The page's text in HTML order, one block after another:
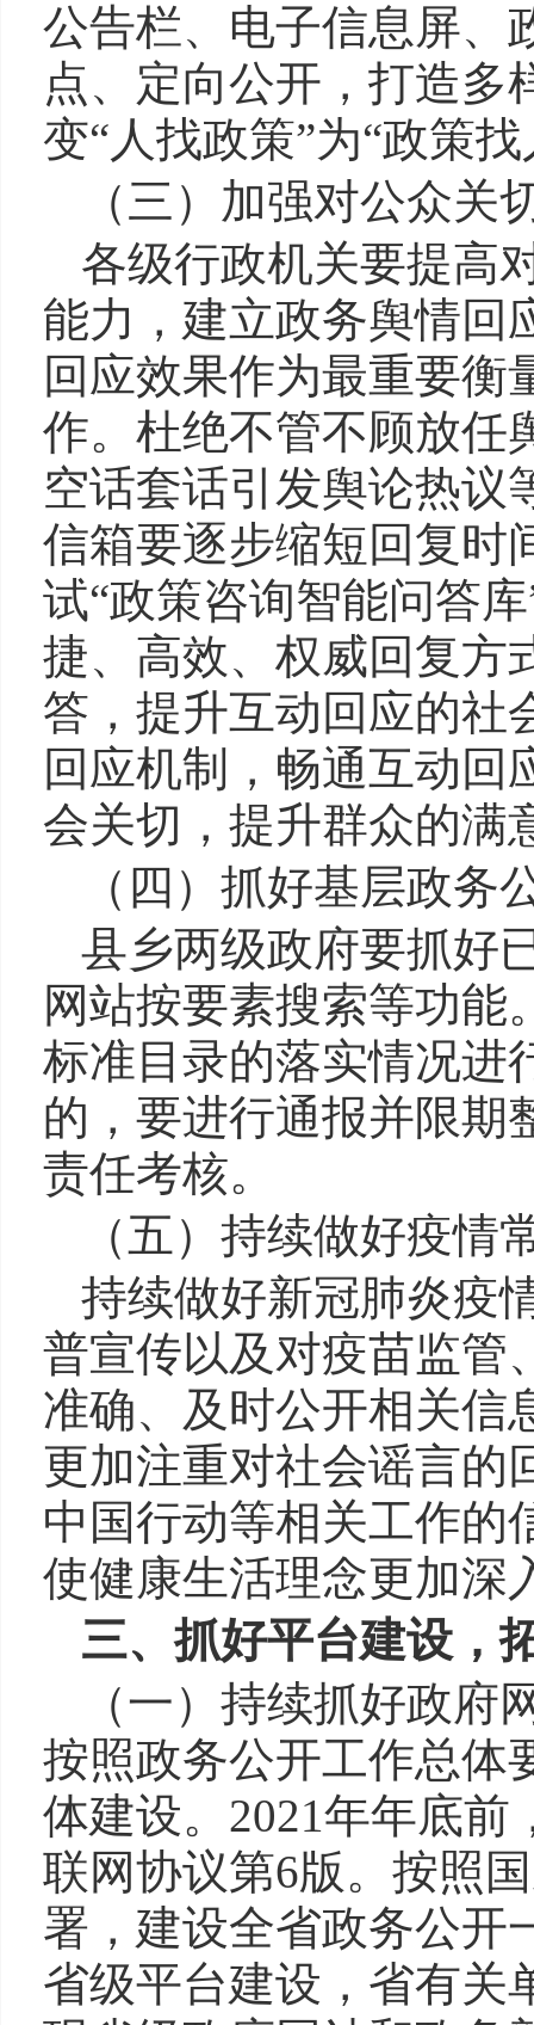
公告栏、电子信息屏、
点、定向公开，打造
变“人找政策”为“政策
（三）加强对公众关
各级行政机关要提高
能力，建立政务舆情回
回应效果作为最重要衡
作。杜绝不管不顾放任
空话套话引发舆论热议
信箱要逐步缩短回复时
试“政策咨询智能问答
捷、高效、权威回复方
答，提升互动回应的社
回应机制，畅通互动回
会关切，提升群众的满
（四）抓好基层政务
县乡两级政府要抓好
网站按要素搜索等功能
标准目录的落实情况进
的，要进行通报并限期
责任考核。
（五）持续做好疫情
持续做好新冠肺炎疫
普宣传以及对疫苗监管
准确、及时公开相关信
更加注重对社会谣言的
中国行动等相关工作的
使健康生活理念更加深
三、抓好平台建设，
（一）持续抓好政
按照政务公开工作总体
体建设。2021年年底
联网协议第6版。按照
署，建设全省政务公开
省级平台建设，省有关